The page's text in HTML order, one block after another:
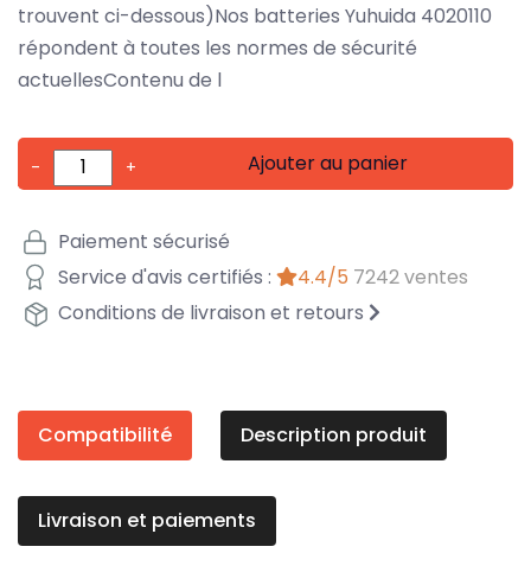
trouvent ci-dessous)Nos batteries Yuhuida 4020110
répondent à toutes les normes de sécurité
actuellesContenu de l
- + Ajouter au panier
Paiement sécurisé
Service d'avis certifiés :
4.4/5 7242 ventes
Conditions de livraison et retours
Compatibilité Description produit
Livraison et paiements